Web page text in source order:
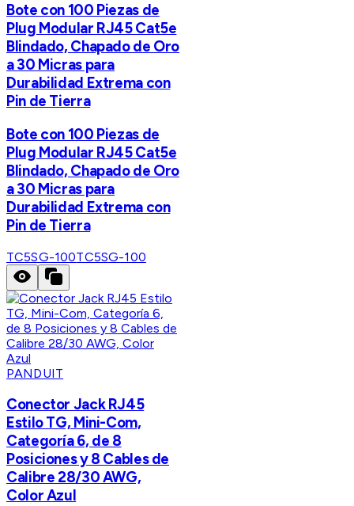
Bote con 100 Piezas de
Plug Modular RJ45 Cat5e
Blindado, Chapado de Oro
a 30 Micras para
Durabilidad Extrema con
Pin de Tierra
Bote con 100 Piezas de
Plug Modular RJ45 Cat5e
Blindado, Chapado de Oro
a 30 Micras para
Durabilidad Extrema con
Pin de Tierra
TC5SG-100TC5SG-100
PANDUIT
Conector Jack RJ45
Estilo TG, Mini-Com,
Categoría 6, de 8
Posiciones y 8 Cables de
Calibre 28/30 AWG,
Color Azul